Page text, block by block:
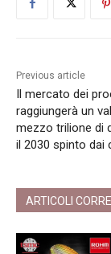
Previous article
Il mercato dei
raggiungerà un
mezzo trilione di
il 2030 spinto dai
ARTICOLI